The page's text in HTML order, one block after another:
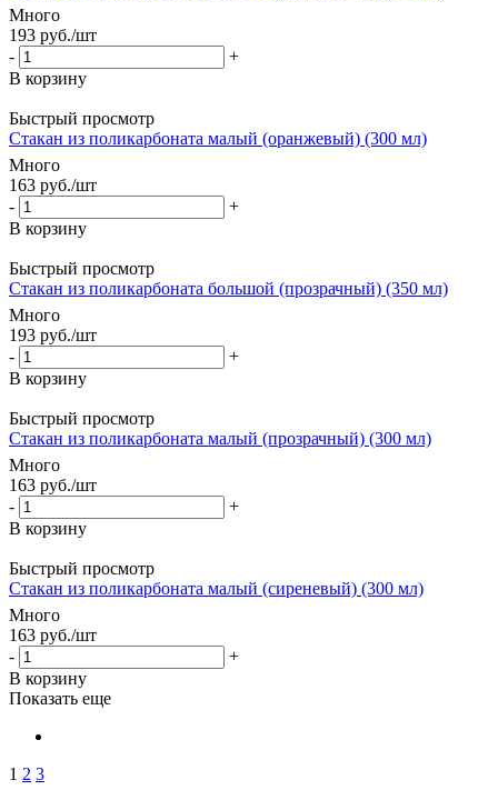
Много
193 руб./шт
-
+
В корзину
Быстрый просмотр
Стакан из поликарбоната малый (оранжевый) (300 мл)
Много
163 руб./шт
-
+
В корзину
Быстрый просмотр
Стакан из поликарбоната большой (прозрачный) (350 мл)
Много
193 руб./шт
-
+
В корзину
Быстрый просмотр
Стакан из поликарбоната малый (прозрачный) (300 мл)
Много
163 руб./шт
-
+
В корзину
Быстрый просмотр
Стакан из поликарбоната малый (сиреневый) (300 мл)
Много
163 руб./шт
-
+
В корзину
Показать еще
1 2 3